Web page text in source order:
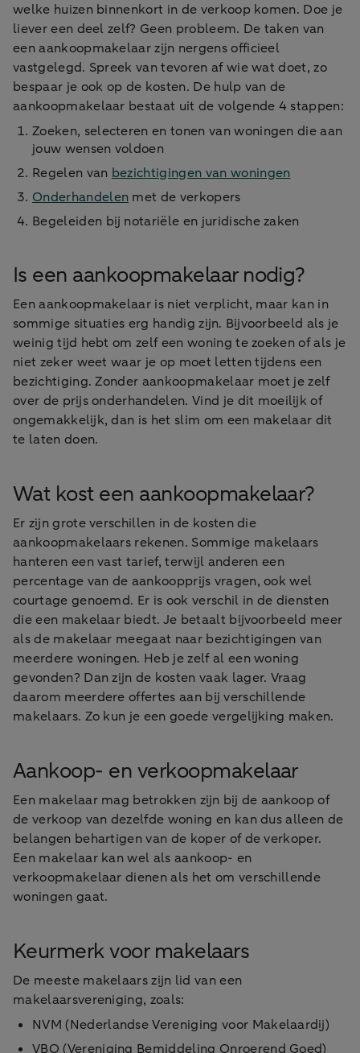
welke huizen binnenkort in de verkoop komen. Doe je
liever een deel zelf? Geen probleem. De taken van
een aankoopmakelaar zijn nergens officieel
vastgelegd. Spreek van tevoren af wie wat doet, zo
bespaar je ook op de kosten. De hulp van de
aankoopmakelaar bestaat uit de volgende 4 stappen:
Zoeken, selecteren en tonen van woningen die aan
jouw wensen voldoen
Regelen van bezichtigingen van woningen
Onderhandelen met de verkopers
Begeleiden bij notariële en juridische zaken
Is een aankoopmakelaar nodig?
Een aankoopmakelaar is niet verplicht, maar kan in
sommige situaties erg handig zijn. Bijvoorbeeld als je
weinig tijd hebt om zelf een woning te zoeken of als je
niet zeker weet waar je op moet letten tijdens een
bezichtiging. Zonder aankoopmakelaar moet je zelf
over de prijs onderhandelen. Vind je dit moeilijk of
ongemakkelijk, dan is het slim om een makelaar dit
te laten doen.
Wat kost een aankoopmakelaar?
Er zijn grote verschillen in de kosten die
aankoopmakelaars rekenen. Sommige makelaars
hanteren een vast tarief, terwijl anderen een
percentage van de aankoopprijs vragen, ook wel
courtage genoemd. Er is ook verschil in de diensten
die een makelaar biedt. Je betaalt bijvoorbeeld meer
als de makelaar meegaat naar bezichtigingen van
meerdere woningen. Heb je zelf al een woning
gevonden? Dan zijn de kosten vaak lager. Vraag
daarom meerdere offertes aan bij verschillende
makelaars. Zo kun je een goede vergelijking maken.
Aankoop- en verkoopmakelaar
Een makelaar mag betrokken zijn bij de aankoop of
de verkoop van dezelfde woning en kan dus alleen de
belangen behartigen van de koper of de verkoper.
Een makelaar kan wel als aankoop- en
verkoopmakelaar dienen als het om verschillende
woningen gaat.
Keurmerk voor makelaars
De meeste makelaars zijn lid van een
makelaarsvereniging, zoals:
NVM (Nederlandse Vereniging voor Makelaardij)
VBO (Vereniging Bemiddeling Onroerend Goed)